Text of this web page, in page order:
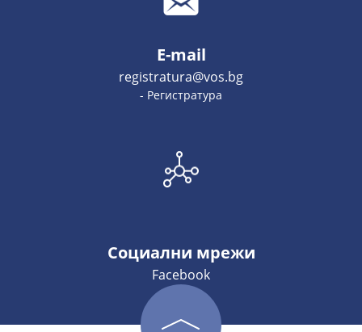
E-mail
registratura@vos.bg
- Регистратура
Социални мрежи
Facebook